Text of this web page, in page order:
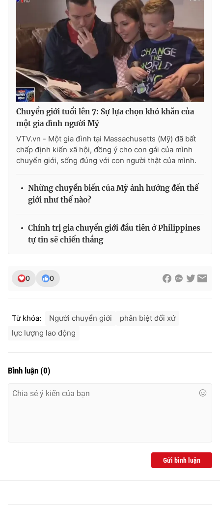
THỜI BÁO VTV
Theo dõi báo trên
Cơ quan chủ quản:Đài Truyền hình Việt Nam
Cơ quan báo chí:Thời báo VTV
Giấy phép hoạt động báo in và báo điện tử số 483/GP-BTTTT
cấp ngày 29/12/2023
Phó Tổng Biên tập:Nguyễn Thị Mỹ Hạnh, Phạm Quốc Thắng,
Nguyễn Trọng Ninh
Ðiện thoại Thời báo VTV:024.66 897 897
Email:toasoan@vtv.vn
® Cấm sao chép dưới mọi hình thức nếu không có sự chấp
Chuyển giới tuổi lên 7: Sự lựa chọn khó khăn của
một gia đình người Mỹ
VTV.vn - Một gia đình tại Massachusetts (Mỹ) đã bất
chấp định kiến xã hội, đồng ý cho con gái của mình
chuyển giới, sống đúng với con người thật của mình.
Những chuyển biến của Mỹ ảnh hưởng đến thế
giới như thế nào?
Chính trị gia chuyển giới đầu tiên ở Philippines
tự tin sẽ chiến thắng
0 0
Từ khóa: Người chuyển giới
phân biệt đối xử
lực lượng lao động
Bình luận (0)
Gửi bình luận